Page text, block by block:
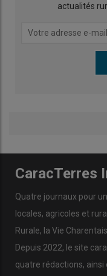
actualités
CaracTerres
Quatre journaux pour
locales, agricoles et
Rurale, la Vie
Depuis 2022, le site
quatre rédactions, ainsi